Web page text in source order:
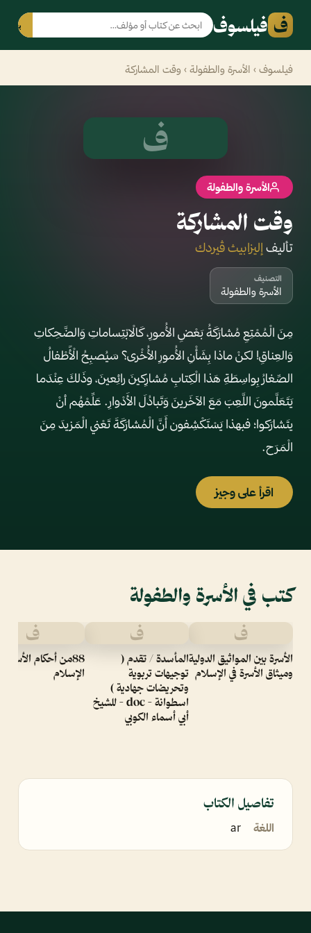
ف فيلسوف بحث
فيلسوف › الأسرة والطفولة › وقت المشاركة
ف
الأسرة والطفولة
وقت المشاركة
تأليف إليزابيث ڤيردك
التصنيف
الأسرة والطفولة
مِنَ الْمُمْتِعِ مُشارَكَةُ بَعْضِ الأُمورِ، كَالْابْتِساماتِ وَالضَّحِكاتِ
وَالعِناقِ! لكنْ ماذا بِشَأْنِ الأُمورِ الأُخْرى؟ سَيُصبِحُ الْأًطْفالُ
الصِّغارُ بِواسِطَةِ هَذا الْكِتابِ مُشارِكينَ رائِعينَ، وذَلكَ عِنْدَما
يَتَعَلَّمونَ اللَّعِبَ مَعَ الآخَرينَ وَتَبادُلَ الأَدْوارِ. عَلِّمْهُم أنْ
يتَشارَكوا؛ فبهذا يَسْتَكْشِفون أَنَّ الْمُشارَكَةَ تَعْني الْمَزيدَ مِنَ
الْمَرَح.
اقرأ على وجيز
كتب في الأسرة والطفولة
ف
الأسرة بين المواثيق الدولية
وميثاق الأسرة في الإسلام
ف
المأسدة / تقدم (
توجيهات تربوية
وتحريضات جهادية )
اسطوانة - doc - للشيخ
أبي أسماء الكوبي
ف
88من أحكام الأسرة
الإسلام
تفاصيل الكتاب
اللغة ar